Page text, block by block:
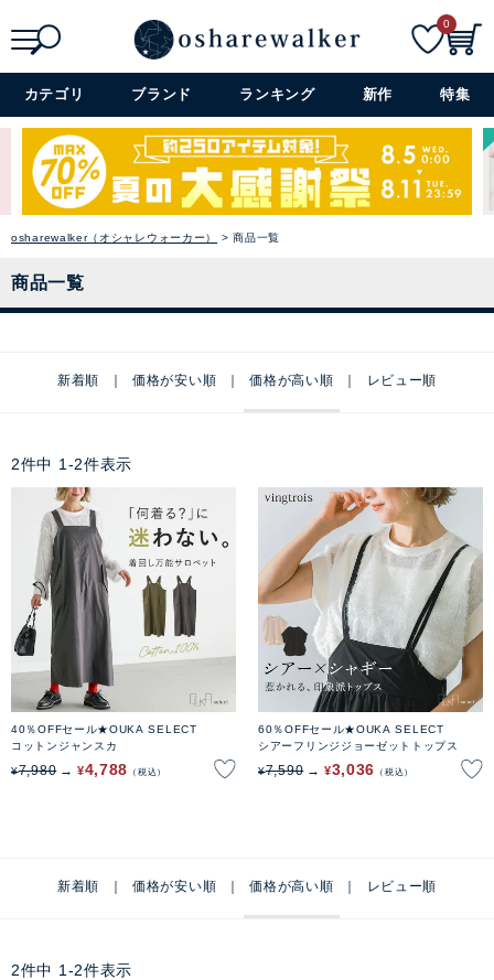
詳細検索+
0
カテゴリ ブランド ランキング 新作 特集
osharewalker（オシャレウォーカー） 商品一覧
商品一覧
新着順 価格が安い順 価格が高い順 レビュー順
2件中 1 -2件表示
40％OFFセール★OUKA SELECT
コットンジャンスカ
¥7,980 ¥4,788 税込
60％OFFセール★OUKA SELECT
シアーフリンジジョーゼットトップス
¥7,590 ¥3,036 税込
新着順 価格が安い順 価格が高い順 レビュー順
2件中 1 -2件表示